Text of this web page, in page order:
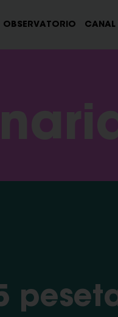
OBSERVATORIO CANAL